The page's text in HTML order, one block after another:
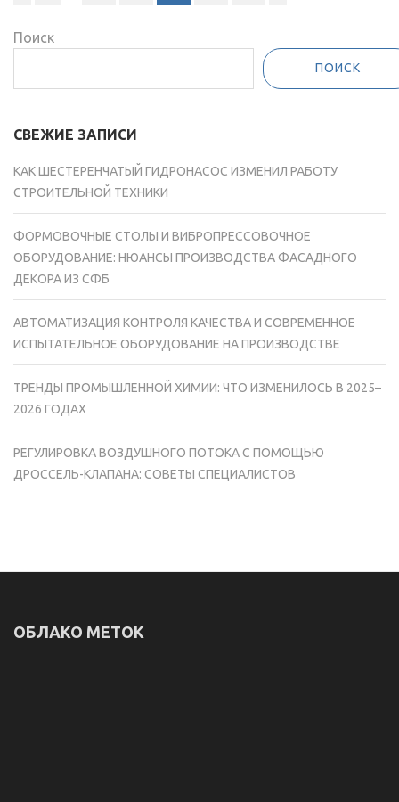
Поиск
ПОИСК
СВЕЖИЕ ЗАПИСИ
КАК ШЕСТЕРЕНЧАТЫЙ ГИДРОНАСОС ИЗМЕНИЛ РАБОТУ
СТРОИТЕЛЬНОЙ ТЕХНИКИ
ФОРМОВОЧНЫЕ СТОЛЫ И ВИБРОПРЕССОВОЧНОЕ
ОБОРУДОВАНИЕ: НЮАНСЫ ПРОИЗВОДСТВА ФАСАДНОГО
ДЕКОРА ИЗ СФБ
АВТОМАТИЗАЦИЯ КОНТРОЛЯ КАЧЕСТВА И СОВРЕМЕННОЕ
ИСПЫТАТЕЛЬНОЕ ОБОРУДОВАНИЕ НА ПРОИЗВОДСТВЕ
ТРЕНДЫ ПРОМЫШЛЕННОЙ ХИМИИ: ЧТО ИЗМЕНИЛОСЬ В 2025–
2026 ГОДАХ
РЕГУЛИРОВКА ВОЗДУШНОГО ПОТОКА С ПОМОЩЬЮ
ДРОССЕЛЬ-КЛАПАНА: СОВЕТЫ СПЕЦИАЛИСТОВ
ОБЛАКО МЕТОК